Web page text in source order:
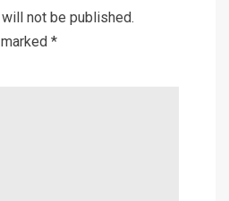
not be published.
*